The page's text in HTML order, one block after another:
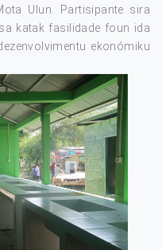
Ulun. Partisipante sira
katak fasilidade foun ida
ekonómiku